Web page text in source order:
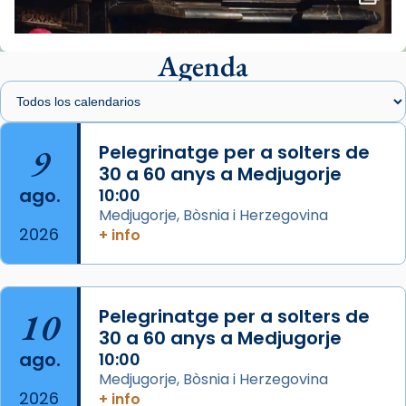
📸 J. Merino
de Barcelona.
2 weeks ago
Aquest dilluns, 27 de juliol, ha tingut lloc la
missa d’acció de gràcies en agraïment al
comitè organitzador de la visita apostòlica
del Sant Pare Lleó XIV a Barcelona, i als
col·laboradors, a la Catedral de Barcelona.
L’arquebisbe de Barcelona, el cardenal Joan
Josep Omella, ha presidit la missa i l’ha
concelebrat el bisbe auxiliar de Barcelona,
Mons. David Abadías.
Agenda
9
ago.
2026
Pelegrinatge per a solters de
30 a 60 anys a Medjugorje
10:00
Medjugorje, Bòsnia i Herzegovina
+ info
10
ago.
2026
Pelegrinatge per a solters de
30 a 60 anys a Medjugorje
10:00
Medjugorje, Bòsnia i Herzegovina
+ info